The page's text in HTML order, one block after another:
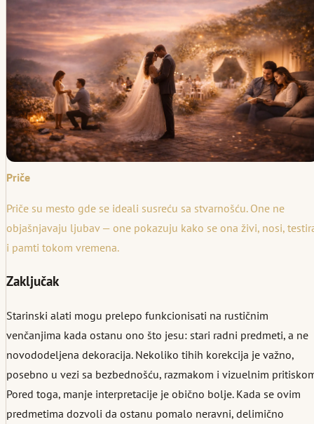
Priče
Priče su mesto gde se ideali susreću sa stvarnošću. One ne
objašnjavaju ljubav — one pokazuju kako se ona živi, nosi,
i pamti tokom vremena.
Zaključak
Starinski alati mogu prelepo funkcionisati na rustičnim
venčanjima kada ostanu ono što jesu: stari radni predmeti, a ne
novododeljena dekoracija. Nekoliko tihih korekcija je važno,
posebno u vezi sa bezbednošću, razmakom i vizuelnim
Pored toga, manje interpretacije je obično bolje. Kada se ovim
predmetima dozvoli da ostanu pomalo neravni, delimično